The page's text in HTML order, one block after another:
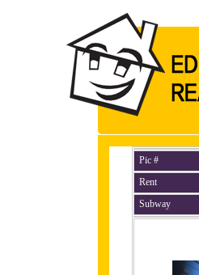
Pic #
Rent
Subway